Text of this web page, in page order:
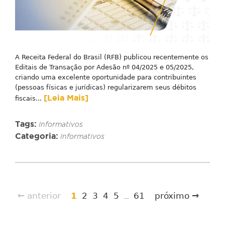
A Receita Federal do Brasil (RFB) publicou recentemente os
Editais de Transação por Adesão nº 04/2025 e 05/2025,
criando uma excelente oportunidade para contribuintes
(pessoas físicas e jurídicas) regularizarem seus débitos
fiscais... [Leia Mais]
Tags: Informativos
Categoria: Informativos
← anterior 1 2 3 4 5 ... 61 próximo →